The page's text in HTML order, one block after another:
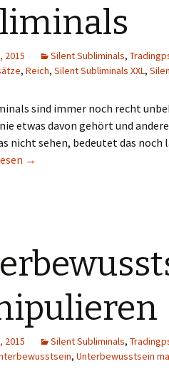
2015 Silent Subliminals,
, Reich, Silent Subliminals XXL,
sind immer noch recht
etwas davon gehört und
nicht sehen, bedeutet das noch
Silent Subliminals
→
2015 Silent Subliminals,
, Unterbewusstsein